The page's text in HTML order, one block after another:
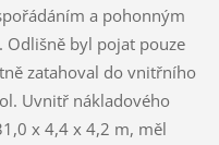
a pohonným
Odlišně byl pojat pouze
zatahoval do vnitřního
Uvnitř nákladového
x 4,4 x 4,2 m, měl